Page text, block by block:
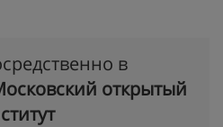
в
открытый